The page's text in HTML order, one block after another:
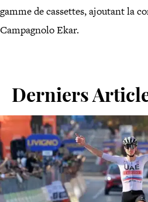
gamme de cassettes, ajoutant la
Campagnolo Ekar.
Derniers